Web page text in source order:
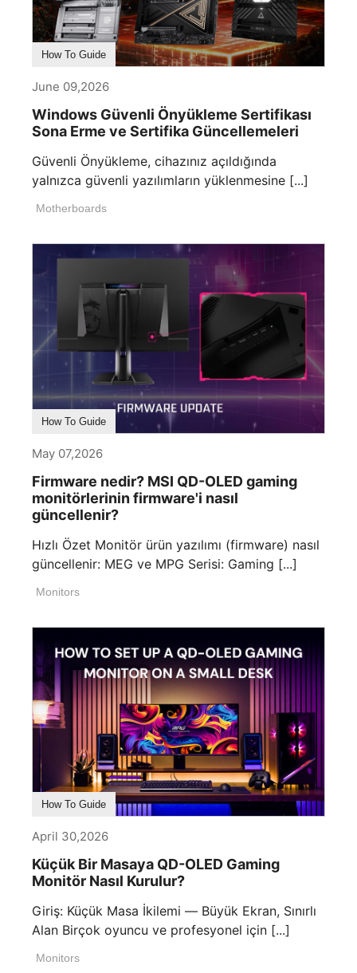
How To Guide
June 09,2026
Windows Güvenli Önyükleme Sertifikası
Sona Erme ve Sertifika Güncellemeleri
Güvenli Önyükleme, cihazınız açıldığında
yalnızca güvenli yazılımların yüklenmesine [...]
Motherboards
How To Guide
May 07,2026
Firmware nedir? MSI QD-OLED gaming
monitörlerinin firmware'i nasıl
güncellenir?
Hızlı Özet Monitör ürün yazılımı (firmware) nasıl
güncellenir: MEG ve MPG Serisi: Gaming [...]
Monitors
How To Guide
April 30,2026
Küçük Bir Masaya QD-OLED Gaming
Monitör Nasıl Kurulur?
Giriş: Küçük Masa İkilemi — Büyük Ekran, Sınırlı
Alan Birçok oyuncu ve profesyonel için [...]
Monitors